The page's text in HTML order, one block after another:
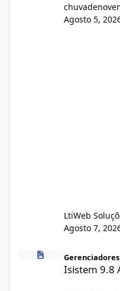
Agosto 5,
LtiWeb
Agosto 7,
Isistem 9.8 API CentOS Web
Isistem 9.8